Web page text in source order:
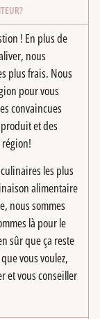
! En plus de
nous
plus frais. Nous
pour vous
convaincues
et des
les plus
alimentaire
nous sommes
là pour le
sûr que ça reste
vous voulez,
et vous conseiller